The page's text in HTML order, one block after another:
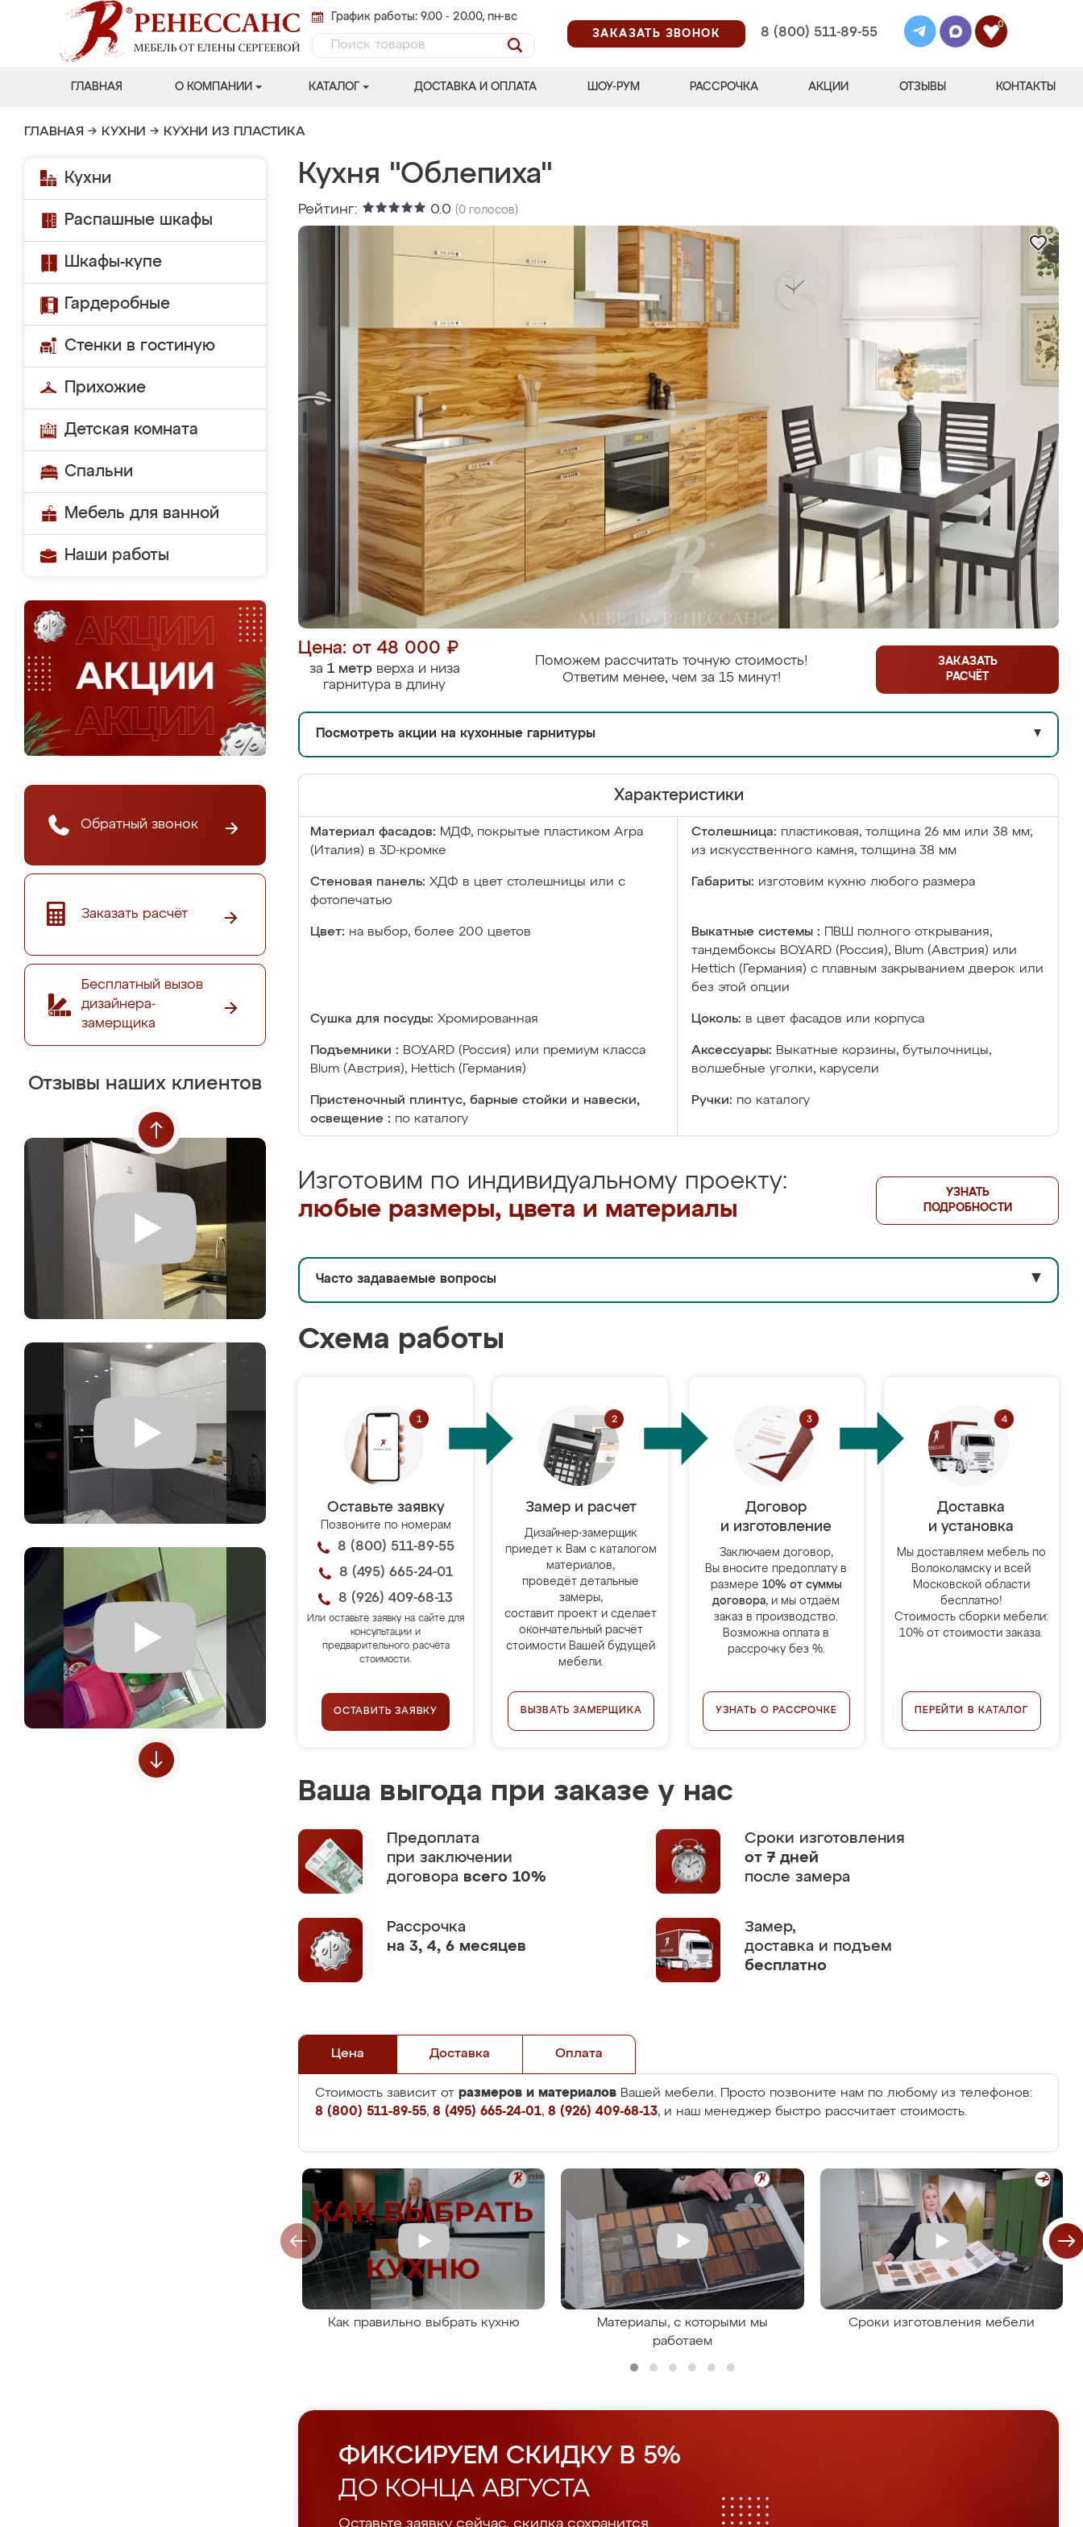
График работы: 9.00 - 20.00, пн-вс
ЗАКАЗАТЬ ЗВОНОК
8 (800) 511-89-55
0
ГЛАВНАЯ О КОМПАНИИ КАТАЛОГ ДОСТАВКА И ОПЛАТА ШОУ-РУМ РАССРОЧКА АКЦИИ ОТЗЫВЫ КОНТАКТЫ
ГЛАВНАЯ → КУХНИ → КУХНИ ИЗ ПЛАСТИКА
Кухни
Распашные шкафы
Шкафы-купе
Гардеробные
Стенки в гостиную
Прихожие
Детская комната
Спальни
Мебель для ванной
Наши работы
Обратный звонок
Заказать расчёт
Бесплатный вызов
дизайнера-
замерщика
Отзывы наших клиентов
Кухня "Облепиха"
Рейтинг: 0.0 (0 голосов)
Цена: от 48 000 ₽
за 1 метрверха и низа
гарнитура в длину
Поможем рассчитать точную стоимость!
Ответим менее, чем за 15 минут!
ЗАКАЗАТЬ
РАСЧЁТ
Посмотреть акции на кухонные гарнитуры ▼
Характеристики
Материал фасадов: МДФ, покрытые пластиком Arpa
(Италия) в 3D-кромке
Столешница: пластиковая, толщина 26 мм или 38 мм;
из искусственного камня, толщина 38 мм
Стеновая панель: ХДФ в цвет столешницы или с
фотопечатью
Габариты: изготовим кухню любого размера
Цвет: на выбор, более 200 цветов Выкатные системы :
ПВШ полного открывания,
тандембоксы BOYARD (Россия), Blum (Австрия) или
Hettich (Германия) с плавным закрыванием дверок или
без этой опции
Сушка для посуды: Хромированная Цоколь: в цвет фасадов или корпуса
Подъемники : BOYARD (Россия) или премиум класса
Blum (Австрия), Hettich (Германия)
Аксессуары: Выкатные корзины, бутылочницы,
волшебные уголки, карусели
Пристеночный плинтус, барные стойки и навески,
освещение : по каталогу
Ручки: по каталогу
Изготовим по индивидуальному проекту:
любые размеры, цвета и материалы
УЗНАТЬ
ПОДРОБНОСТИ
Часто задаваемые вопросы ▼
Схема работы
Оставьте заявку
Позвоните по номерам
8 (800) 511-89-55
8 (495) 665-24-01
8 (926) 409-68-13
Или оставьте заявку на сайте для
консультации и
предварительного расчёта
стоимости.
ОСТАВИТЬ ЗАЯВКУ
Замер и расчет
Дизайнер-замерщик
приедет к Вам с каталогом
материалов,
проведёт детальные
замеры,
составит проект и сделает
окончательный расчёт
стоимости Вашей будущей
мебели.
ВЫЗВАТЬ ЗАМЕРЩИКА
Договор
и изготовление
Заключаем договор,
Вы вносите предоплату в
размере 10% от суммы
договора, и мы отдаём
заказ в производство.
Возможна оплата в
рассрочку без %.
УЗНАТЬ О РАССРОЧКЕ
Доставка
и установка
Мы доставляем мебель по
Волоколамску и всей
Московской области
бесплатно!
Стоимость сборки мебели:
10% от стоимости заказа.
ПЕРЕЙТИ В КАТАЛОГ
Ваша выгода при заказе у нас
Предоплата
при заключении
договора всего 10%
Сроки изготовления
от 7 дней
после замера
Рассрочка
на 3, 4, 6 месяцев
Замер,
доставка и подъем
бесплатно
Цена Доставка Оплата
Стоимость зависит от размеров и материалов Вашей мебели. Просто позвоните нам по любому из телефонов:
8 (800) 511-89-55, 8 (495) 665-24-01, 8 (926) 409-68-13, и наш менеджер быстро рассчитает стоимость.
Как правильно выбрать кухню
Материалы, с которыми мы
работаем
Сроки изготовления мебели
ФИКСИРУЕМ СКИДКУ В 5%
ДО КОНЦА АВГУСТА
Оставьте заявку сейчас, скидка сохранится.